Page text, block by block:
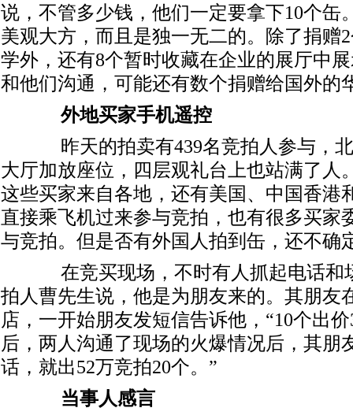
说，不管多少钱，他们一定要拿下10个缶
美观大方，而且是独一无二的。除了捐赠
学外，还有8个暂时收藏在企业的展厅中
和他们沟通，可能还有数个捐赠给国外的
外地买家手机遥控
昨天的拍卖有439名竞拍人参与，北
大厅加放座位，四层观礼台上也站满了人
这些买家来自各地，还有美国、中国香港
直接乘飞机过来参与竞拍，也有很多买家
与竞拍。但是否有外国人拍到缶，还不确
在竞买现场，不时有人抓起电话和
拍人曹先生说，他是为朋友来的。其朋友
店，一开始朋友发短信告诉他，“10个出
后，两人沟通了现场的火爆情况后，其朋
话，就出52万竞拍20个。”
当事人感言